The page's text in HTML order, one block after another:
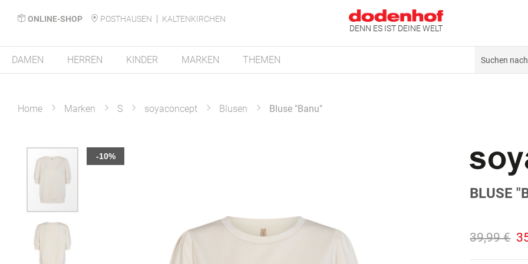
ONLINE-SHOP POSTHAUSEN
KALTENKIRCHEN
DENN ES IST DEINE WELT
DAMEN HERREN KINDER MARKEN THEMEN
Home Marken S soyaconcept Blusen Bluse "Banu"
Zum
Ende
der
Bildergalerie
springen
-10%
BLUSE
39,99 €